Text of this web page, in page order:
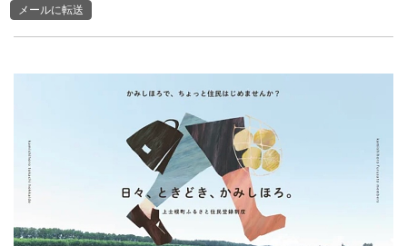
メールに転送